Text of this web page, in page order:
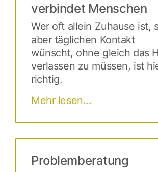
verbindet Menschen
Wer oft allein Zuhause ist,
aber täglichen Kontakt
wünscht, ohne gleich das
verlassen zu müssen, ist
richtig.
Mehr lesen...
Problemberatung